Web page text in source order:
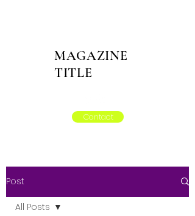
MAGAZINE
TITLE
Contact
Post
All Posts